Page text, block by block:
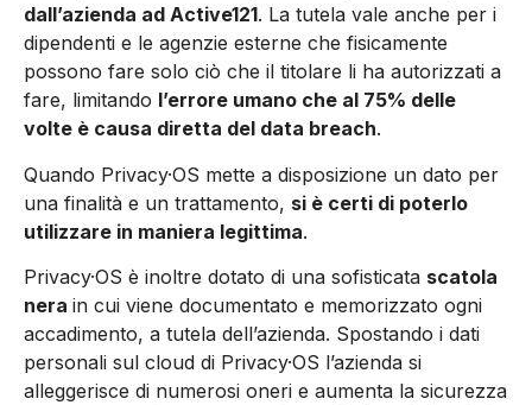
dall’azienda ad Active121. La tutela vale anche per i
dipendenti e le agenzie esterne che fisicamente
possono fare solo ciò che il titolare li ha autorizzati a
fare, limitando l’errore umano che al 75% delle
volte è causa diretta del data breach.
Quando Privacy·OS mette a disposizione un dato per
una finalità e un trattamento, si è certi di poterlo
utilizzare in maniera legittima.
Privacy·OS è inoltre dotato di una sofisticata scatola
nera in cui viene documentato e memorizzato ogni
accadimento, a tutela dell’azienda. Spostando i dati
personali sul cloud di Privacy·OS l’azienda si
alleggerisce di numerosi oneri e aumenta la sicurezza